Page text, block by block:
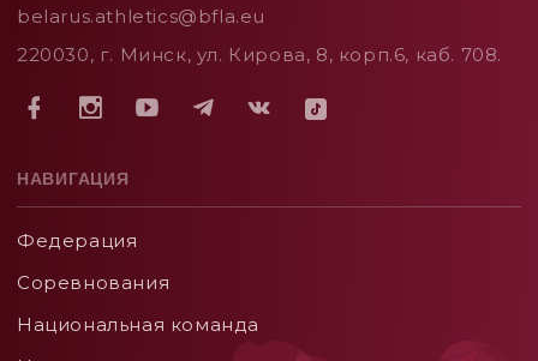
belarus.athletics@bfla.eu
220030, г. Минск, ул. Кирова, 8, корп.6, каб. 708.
НАВИГАЦИЯ
Федерация
Соревнования
Национальная команда